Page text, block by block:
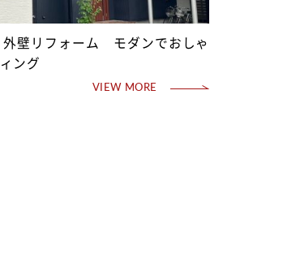
壁リフォーム モダンでおしゃ
ング
VIEW MORE